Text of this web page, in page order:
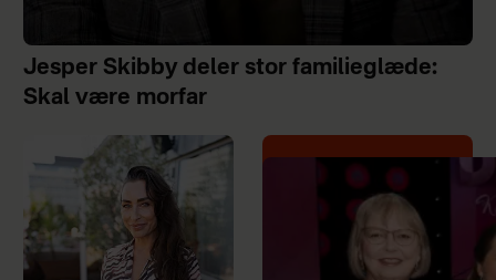
Jesper Skibby deler stor familieglæde:
Skal være morfar